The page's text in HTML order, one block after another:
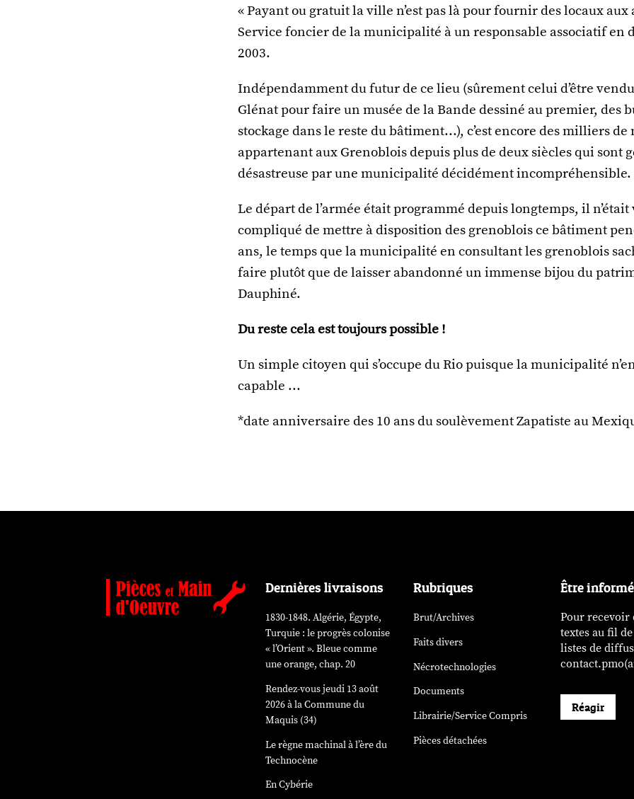
« Payant ou gratuit la ville n’est pas là pour fournir des locaux aux
Service foncier de la municipalité à un responsable associatif en
2003.
Indépendamment du futur de ce lieu (sûrement celui d’être
Glénat pour faire un musée de la Bande dessiné au premier, des
stockage dans le reste du bâtiment...), c’est encore des milliers de
appartenant aux Grenoblois depuis plus de deux siècles qui sont
désastreuse par une municipalité décidément incompréhensible.
Le départ de l’armée était programmé depuis longtemps, il
compliqué de mettre à disposition des grenoblois ce bâtiment
ans, le temps que la municipalité en consultant les grenoblois
faire plutôt que de laisser abandonné un immense bijou du
Dauphiné.
Du reste cela est toujours possible !
Un simple citoyen qui s’occupe du Rio puisque la municipalité
capable ...
*date anniversaire des 10 ans du soulèvement Zapatiste au
Dernières livraisons
1830-1848. Algérie, Égypte,
Turquie : le progrès colonise
« l’Orient ». Bleue comme
une orange, chap. 20
Rendez-vous jeudi 13 août
2026 à la Commune du
Maquis (34)
Le règne machinal à l’ère du
Technocène
En Cybérie
Rubriques
Brut/Archives
Faits divers
Nécrotechnologies
Documents
Librairie/Service Compris
Pièces détachées
Être informé
Pour
textes au fil
listes de
Réagir